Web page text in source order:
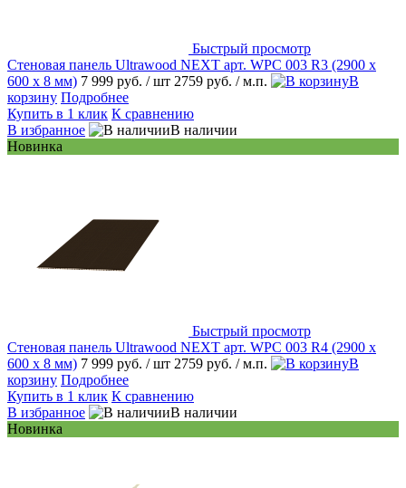
Быстрый просмотр
Стеновая панель Ultrawood NEXT арт. WPC 003 R3 (2900 х
600 х 8 мм) 7 999 руб. / шт 2759 руб. / м.п.
В
корзину Подробнее
Купить в 1 клик К сравнению
В избранное
В наличии
Новинка
Быстрый просмотр
Стеновая панель Ultrawood NEXT арт. WPC 003 R4 (2900 х
600 х 8 мм) 7 999 руб. / шт 2759 руб. / м.п.
В
корзину Подробнее
Купить в 1 клик К сравнению
В избранное
В наличии
Новинка